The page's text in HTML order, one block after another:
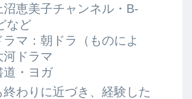
沼恵美子チャンネル・B-
など
ラマ：朝ドラ（ものによ
河ドラマ
道・ヨガ
終わりに近づき、経験した